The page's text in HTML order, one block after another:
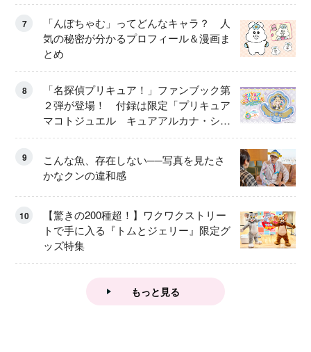
7
「んぽちゃむ」ってどんなキャラ？ 人
気の秘密が分かるプロフィール＆漫画ま
とめ
8
「名探偵プリキュア！」ファンブック第
２弾が登場！ 付録は限定「プリキュア
マコトジュエル キュアアルカナ・シャ
ドウ アイスver.」 キュアエクレールを
9
こんな魚、存在しない──写真を見たさ
かなクンの違和感
10
【驚きの200種超！】ワクワクストリー
トで手に入る『トムとジェリー』限定グ
ッズ特集
もっと見る